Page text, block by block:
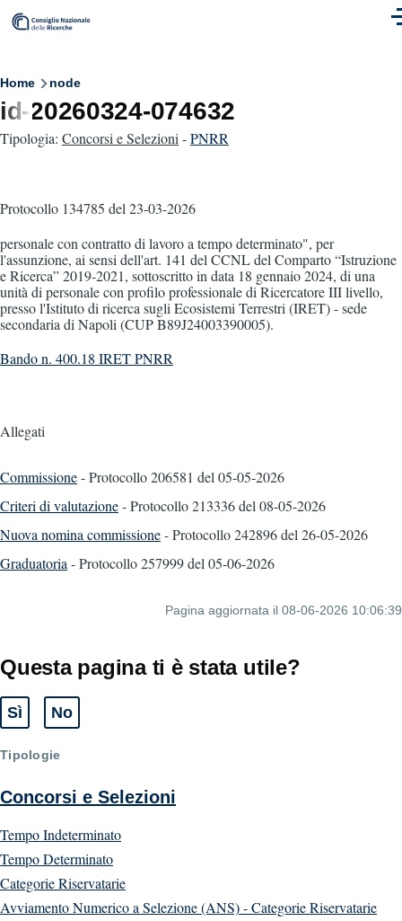
Skip to main content
Breadcrumb
Home node
id-20260324-074632
Tipologia: Concorsi e Selezioni -PNRR
Protocollo 134785 del 23-03-2026
personale con contratto di lavoro a tempo determinato", per
l'assunzione, ai sensi dell'art. 141 del CCNL del Comparto “Istruzione
e Ricerca” 2019-2021, sottoscritto in data 18 gennaio 2024, di una
unità di personale con profilo professionale di Ricercatore III livello,
presso l'Istituto di ricerca sugli Ecosistemi Terrestri (IRET) - sede
secondaria di Napoli (CUP B89J24003390005).
Bando n. 400.18 IRET PNRR
Allegati
Commissione- Protocollo 206581 del 05-05-2026
Criteri di valutazione- Protocollo 213336del 08-05-2026
Nuova nomina commissione- Protocollo 242896del 26-05-2026
Graduatoria - Protocollo 257999del 05-06-2026
Pagina aggiornata il 08-06-2026 10:06:39
Questa pagina ti è stata utile?
Sì
Tipologie
Concorsi e Selezioni
Tempo Indeterminato
Tempo Determinato
Categorie Riservatarie
Avviamento Numerico a Selezione (ANS) - Categorie Riservatarie